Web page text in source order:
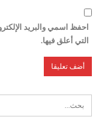
احفظ اسمي والبريد
التي أعلق فيها.